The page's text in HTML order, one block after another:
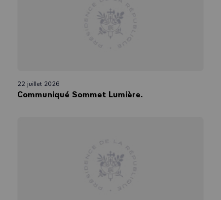
22 juillet 2026
Communiqué Sommet Lumière.